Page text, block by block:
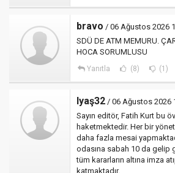
bravo / 06 Ağustos 2026
SDÜ DE ATM MEMURU.
HOCA SORUMLUSU
Yanıtla (8) (1)
Iyaş32 / 06 Ağustos 2026
Sayın editör, Fatih Kurt bu
haketmektedir. Her bir
daha fazla mesai
odasına sabah 10 da gelip
tüm kararların altına imza
katmaktadır.